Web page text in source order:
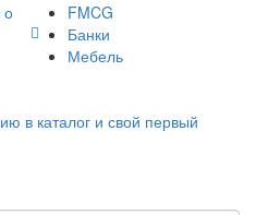
о
FMCG
Банки
Мебель
в каталог и свой первый